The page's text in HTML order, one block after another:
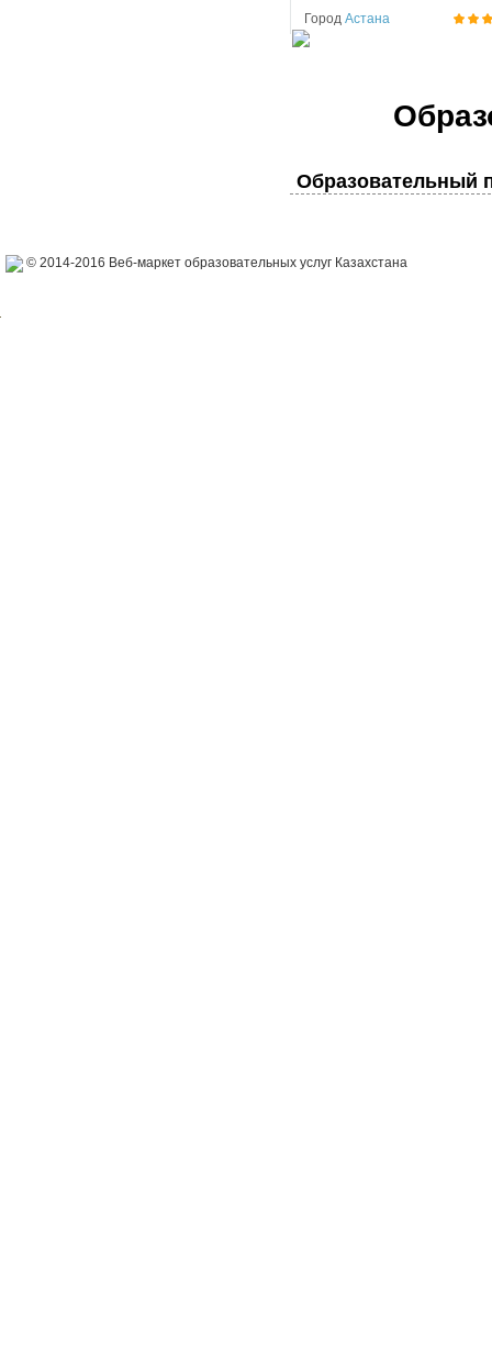
Город Астана
Образовательный
© 2014-2016 Веб-маркет образовательных услуг Казахстана